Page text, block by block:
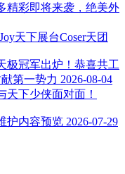
精彩即将来袭，绝美外
天下展台Coser天团
极冠军出炉！恭喜共工
第一势力 2026-08-04
天下少侠面对面！
护内容预览 2026-07-29